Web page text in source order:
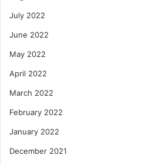
July 2022
June 2022
May 2022
April 2022
March 2022
February 2022
January 2022
December 2021